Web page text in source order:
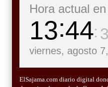
Hora actual
13 44
viernes, agosto
ElSajama.com diario digital